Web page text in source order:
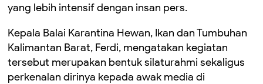
yang lebih intensif dengan insan pers.
Kepala Balai Karantina Hewan, Ikan dan Tumbuhan
Kalimantan Barat, Ferdi, mengatakan kegiatan
tersebut merupakan bentuk silaturahmi sekaligus
perkenalan dirinya kepada awak media di